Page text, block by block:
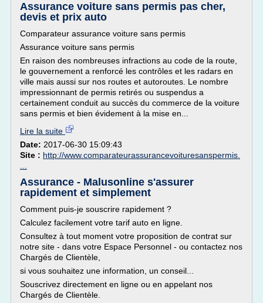
Assurance voiture sans permis pas cher,
devis et prix auto
Comparateur assurance voiture sans permis
Assurance voiture sans permis
En raison des nombreuses infractions au code de la route,
le gouvernement a renforcé les contrôles et les radars en
ville mais aussi sur nos routes et autoroutes. Le nombre
impressionnant de permis retirés ou suspendus a
certainement conduit au succès du commerce de la voiture
sans permis et bien évidement à la mise en...
Lire la suite
Date: 2017-06-30 15:09:43
Site : http://www.comparateurassurancevoituresanspermis.
Assurance - Malusonline s'assurer
rapidement et simplement
Comment puis-je souscrire rapidement ?
Calculez facilement votre tarif auto en ligne.
Consultez à tout moment votre proposition de contrat sur
notre site - dans votre Espace Personnel - ou contactez nos
Chargés de Clientèle,
si vous souhaitez une information, un conseil...
Souscrivez directement en ligne ou en appelant nos
Chargés de Clientèle.